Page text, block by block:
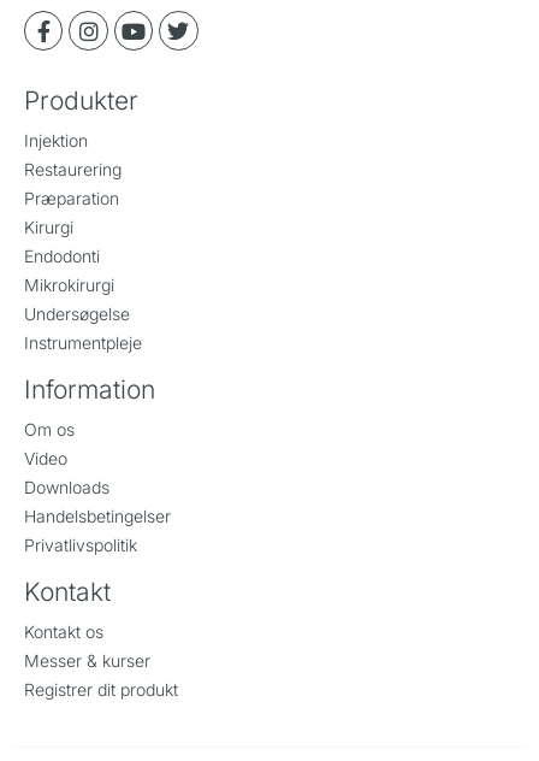
Produkter
Injektion
Restaurering
Præparation
Kirurgi
Endodonti
Mikrokirurgi
Undersøgelse
Instrumentpleje
Information
Om os
Video
Downloads
Handelsbetingelser
Privatlivspolitik
Kontakt
Kontakt os
Messer & kurser
Registrer dit produkt